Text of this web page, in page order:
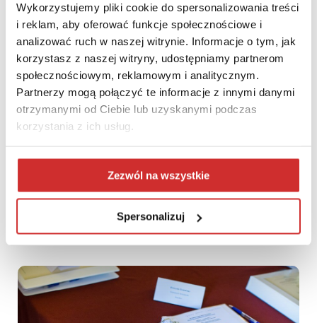
Wykorzystujemy pliki cookie do spersonalizowania treści
i reklam, aby oferować funkcje społecznościowe i
analizować ruch w naszej witrynie. Informacje o tym, jak
korzystasz z naszej witryny, udostępniamy partnerom
społecznościowym, reklamowym i analitycznym.
Partnerzy mogą połączyć te informacje z innymi danymi
otrzymanymi od Ciebie lub uzyskanymi podczas
korzystania z ich usług.
Zezwól na wszystkie
Spersonalizuj
Webinar o zarządzaniu nauką w świetle Ustawy 2.0